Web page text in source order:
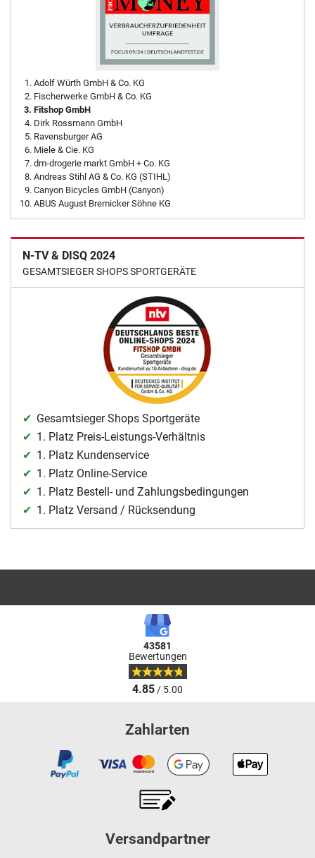
Adolf Würth GmbH & Co. KG
Fischerwerke GmbH & Co. KG
Fitshop GmbH
Dirk Rossmann GmbH
Ravensburger AG
Miele & Cie. KG
dm-drogerie markt GmbH + Co. KG
Andreas Stihl AG & Co. KG (STIHL)
Canyon Bicycles GmbH (Canyon)
ABUS August Bremicker Söhne KG
N-TV & DISQ 2024
GESAMTSIEGER SHOPS SPORTGERÄTE
Gesamtsieger Shops Sportgeräte
1. Platz Preis-Leistungs-Verhältnis
1. Platz Kundenservice
1. Platz Online-Service
1. Platz Bestell- und Zahlungsbedingungen
1. Platz Versand / Rücksendung
43581
Bewertungen
4.85/ 5.00
Zahlarten
Versandpartner